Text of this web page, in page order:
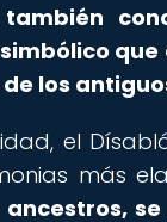
los
el
más